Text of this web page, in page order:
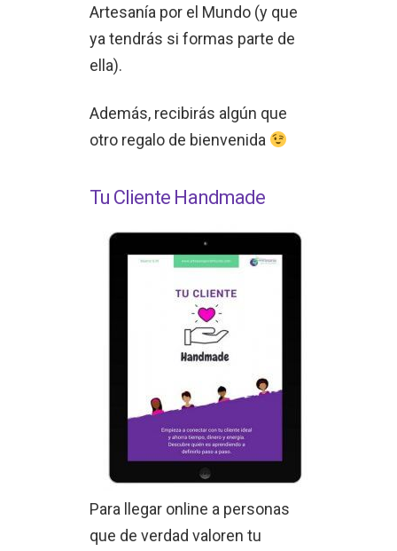
Artesanía por el Mundo (y que
ya tendrás si formas parte de
ella).
Además, recibirás algún que
otro regalo de bienvenida
Tu Cliente Handmade
Para llegar online a personas
que de verdad valoren tu